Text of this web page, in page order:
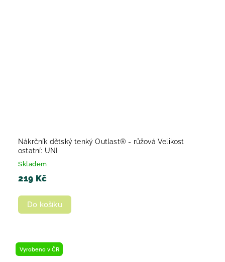
Nákrčník dětský tenký Outlast® - růžová Velikost
ostatní: UNI
Skladem
219 Kč
Do košíku
Vyrobeno v ČR